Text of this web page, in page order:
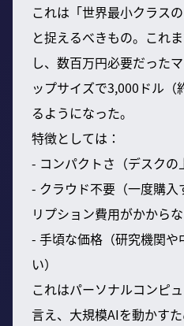
これは「世界最小クラス
と捉えるべきもの。これ
し、数百万円必要だった
ップサイズで3,000ドル（
るようになった。
特徴としては：
- コンパクトさ（デスクの
- クラウド不要（一度購
リプション費用がかからな
- 手頃な価格（研究機関
い）
これはパーソナルコンピ
言え、大規模AIを動かす